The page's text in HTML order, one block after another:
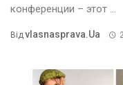
конференции – этот ...
ВідVlasnasprava.ua